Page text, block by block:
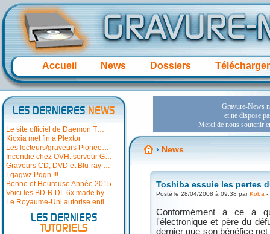
Accueil News Dossiers
LES DERNIERESNEWS
Le site officiel de Daemon T…
Kioxia met fin à Plextor
Les lecteurs/graveurs Pionee…
Incendie chez OVH: serveur G…
Graveurs CD, DVD et Blu-ray …
Lqagwz Pqgn !!!
Bonne et Heureuse Année 2015
Voici les BD-R DL 6x made by…
Le Royaume-Uni autorise enfi…
LES DERNIERS
TUTORIELS
› News
Toshiba essuie les pertes
Posté le 28/04/2008 à 09:38 parKoba -
Conformément à ce à
l'électronique et père du
dernier que son bénéfice